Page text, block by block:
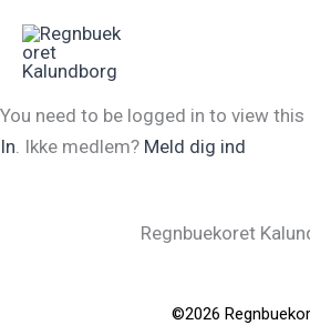
indholdet
You need to be logged in to view
In. Ikke medlem? Meld dig ind
Regnbuekoret
©2026